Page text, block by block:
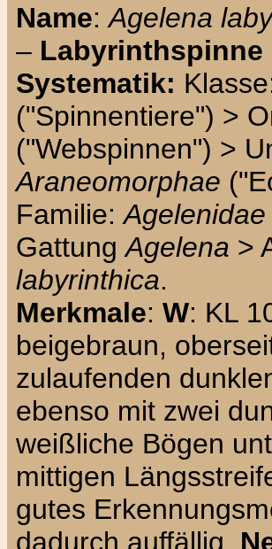
Name:Agelena
– Labyrinthspinne
Systematik:
("Spinnentiere") >
("Webspinnen") >
Araneomorphae
Familie:Agelenidae
GattungAgelena >
labyrinthica.
Merkmale: W: KL
beigebraun,
zulaufenden
ebenso mit zwei
weißliche Bögen
mittigen
gutes
dadurch auffällig.